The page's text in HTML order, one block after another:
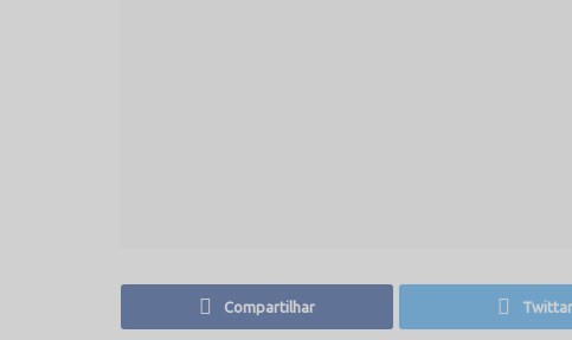
Compartilhar Twittar